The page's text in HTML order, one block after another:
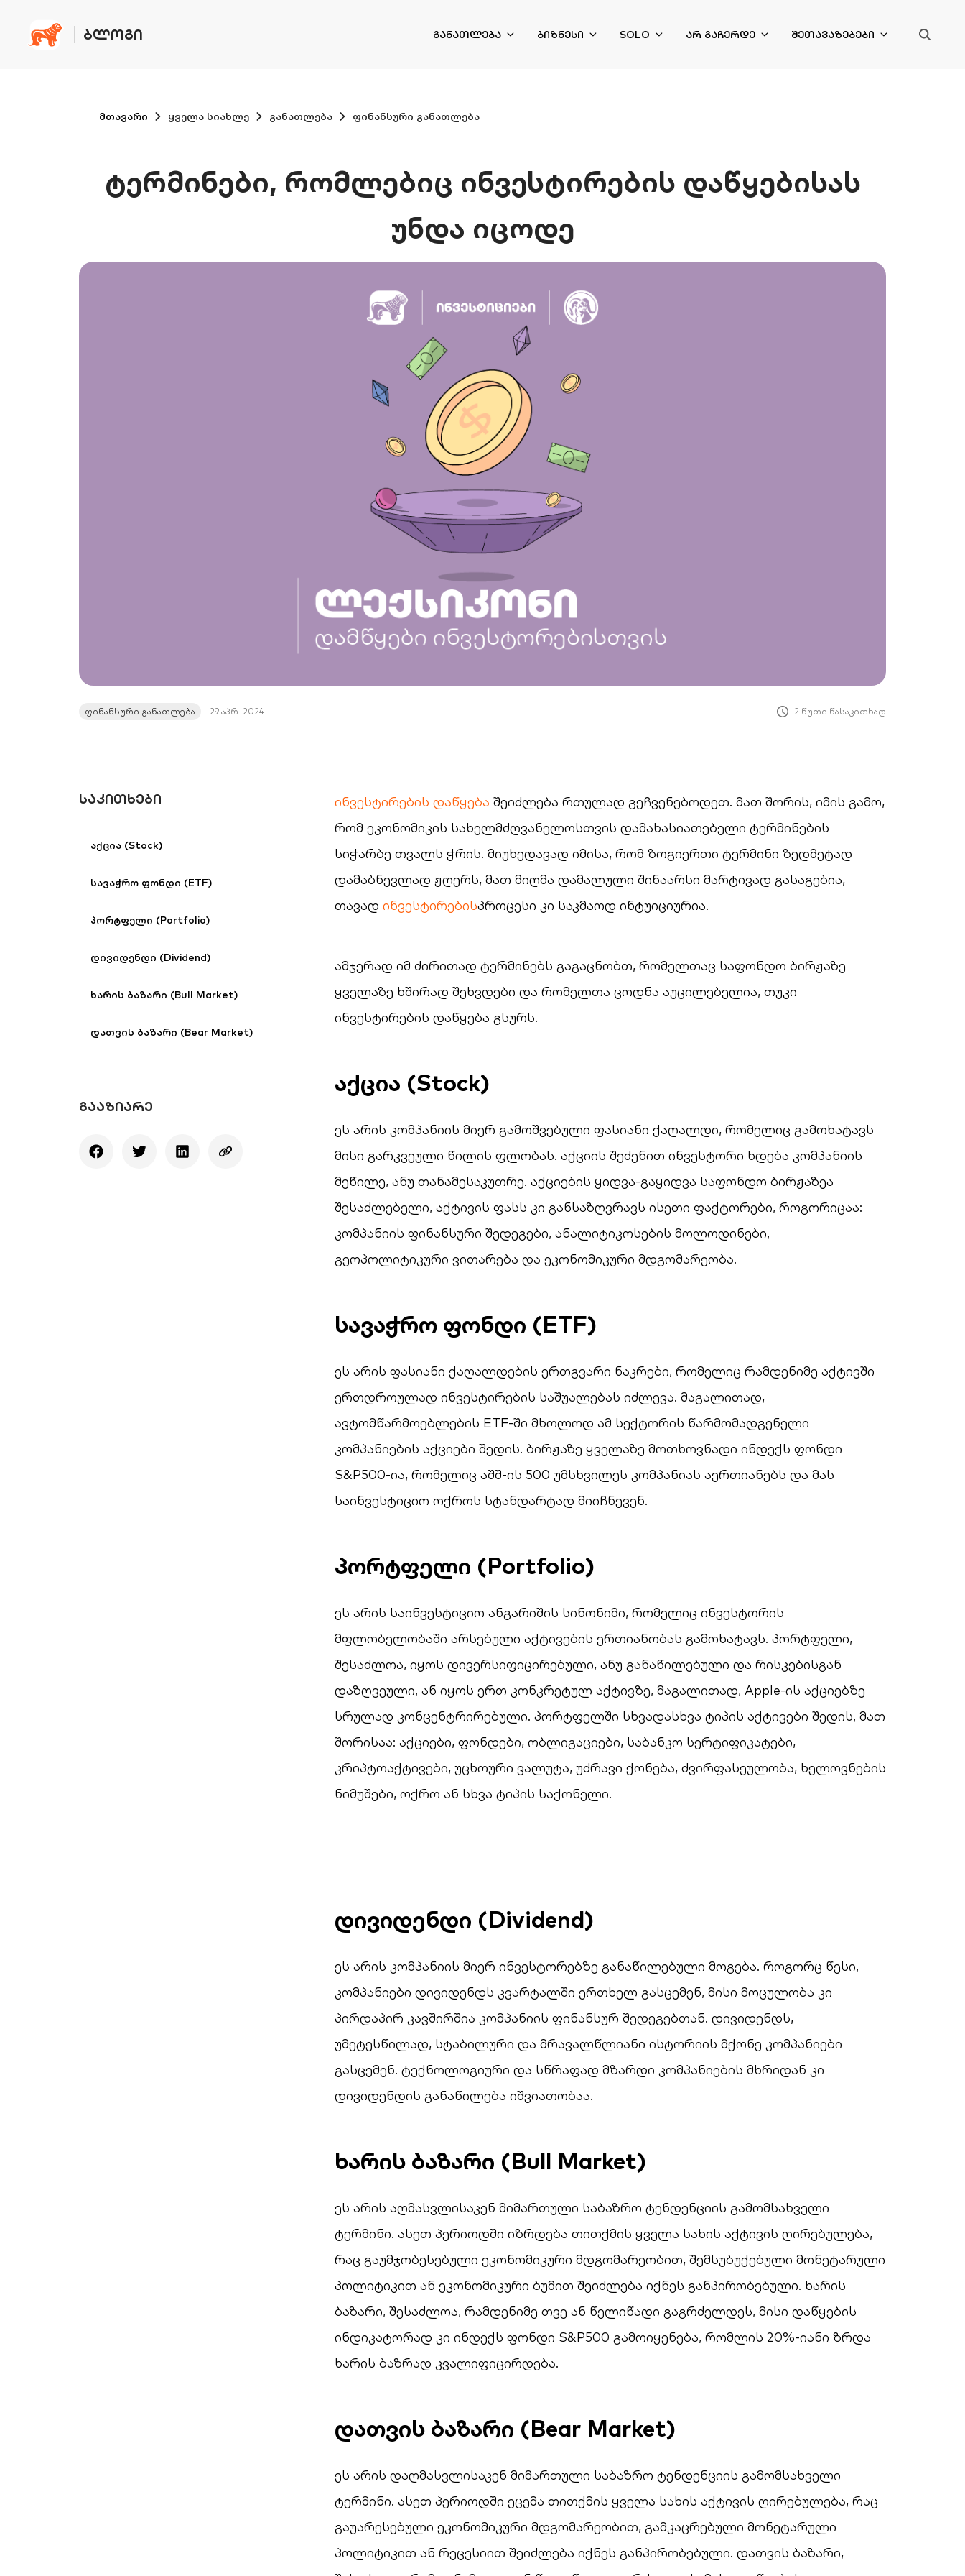
ᲑᲚᲝᲒᲘ ᲒᲐᲜᲐᲗᲚᲔᲑᲐ ᲑᲘᲖᲜᲔᲡᲘ SOLO ᲐᲠ ᲒᲐᲩᲔᲠᲓᲔ ᲨᲔᲗᲐᲕᲐᲖᲔᲑᲔᲑᲘ
მთავარი ყველა სიახლე განათლება ფინანსური განათლება
ტერმინები, რომლებიც ინვესტირების დაწყებისას
უნდა იცოდე
ფინანსური განათლება 29 აპრ. 2024 2 წუთი წასაკითხად
ᲡᲐᲙᲘᲗᲮᲔᲑᲘ
აქცია (Stock)
სავაჭრო ფონდი (ETF)
პორტფელი (Portfolio)
დივიდენდი (Dividend)
ხარის ბაზარი (Bull Market)
დათვის ბაზარი (Bear Market)
ᲒᲐᲐᲖᲘᲐᲠᲔ
ინვესტირების დაწყება შეიძლება რთულად გეჩვენებოდეთ. მათ შორის, იმის გამო,
რომ ეკონომიკის სახელმძღვანელოსთვის დამახასიათებელი ტერმინების
სიჭარბე თვალს ჭრის. მიუხედავად იმისა, რომ ზოგიერთი ტერმინი ზედმეტად
დამაბნევლად ჟღერს, მათ მიღმა დამალული შინაარსი მარტივად გასაგებია,
თავად ინვესტირებისპროცესი კი საკმაოდ ინტუიციურია.
ამჯერად იმ ძირითად ტერმინებს გაგაცნობთ, რომელთაც საფონდო ბირჟაზე
ყველაზე ხშირად შეხვდები და რომელთა ცოდნა აუცილებელია, თუკი
ინვესტირების დაწყება გსურს.
აქცია (Stock)
ეს არის კომპანიის მიერ გამოშვებული ფასიანი ქაღალდი, რომელიც გამოხატავს
მისი გარკვეული წილის ფლობას. აქციის შეძენით ინვესტორი ხდება კომპანიის
მეწილე, ანუ თანამესაკუთრე. აქციების ყიდვა-გაყიდვა საფონდო ბირჟაზეა
შესაძლებელი, აქტივის ფასს კი განსაზღვრავს ისეთი ფაქტორები, როგორიცაა:
კომპანიის ფინანსური შედეგები, ანალიტიკოსების მოლოდინები,
გეოპოლიტიკური ვითარება და ეკონომიკური მდგომარეობა.
სავაჭრო ფონდი (ETF)
ეს არის ფასიანი ქაღალდების ერთგვარი ნაკრები, რომელიც რამდენიმე აქტივში
ერთდროულად ინვესტირების საშუალებას იძლევა. მაგალითად,
ავტომწარმოებლების ETF-ში მხოლოდ ამ სექტორის წარმომადგენელი
კომპანიების აქციები შედის. ბირჟაზე ყველაზე მოთხოვნადი ინდექს ფონდი
S&P500-ია, რომელიც აშშ-ის 500 უმსხვილეს კომპანიას აერთიანებს და მას
საინვესტიციო ოქროს სტანდარტად მიიჩნევენ.
პორტფელი (Portfolio)
ეს არის საინვესტიციო ანგარიშის სინონიმი, რომელიც ინვესტორის
მფლობელობაში არსებული აქტივების ერთიანობას გამოხატავს. პორტფელი,
შესაძლოა, იყოს დივერსიფიცირებული, ანუ განაწილებული და რისკებისგან
დაზღვეული, ან იყოს ერთ კონკრეტულ აქტივზე, მაგალითად, Apple-ის აქციებზე
სრულად კონცენტრირებული. პორტფელში სხვადასხვა ტიპის აქტივები შედის, მათ
შორისაა: აქციები, ფონდები, ობლიგაციები, საბანკო სერტიფიკატები,
კრიპტოაქტივები, უცხოური ვალუტა, უძრავი ქონება, ძვირფასეულობა, ხელოვნების
ნიმუშები, ოქრო ან სხვა ტიპის საქონელი.
დივიდენდი (Dividend)
ეს არის კომპანიის მიერ ინვესტორებზე განაწილებული მოგება. როგორც წესი,
კომპანიები დივიდენდს კვარტალში ერთხელ გასცემენ, მისი მოცულობა კი
პირდაპირ კავშირშია კომპანიის ფინანსურ შედეგებთან. დივიდენდს,
უმეტესწილად, სტაბილური და მრავალწლიანი ისტორიის მქონე კომპანიები
გასცემენ. ტექნოლოგიური და სწრაფად მზარდი კომპანიების მხრიდან კი
დივიდენდის განაწილება იშვიათობაა.
ხარის ბაზარი (Bull Market)
ეს არის აღმასვლისაკენ მიმართული საბაზრო ტენდენციის გამომსახველი
ტერმინი. ასეთ პერიოდში იზრდება თითქმის ყველა სახის აქტივის ღირებულება,
რაც გაუმჯობესებული ეკონომიკური მდგომარეობით, შემსუბუქებული მონეტარული
პოლიტიკით ან ეკონომიკური ბუმით შეიძლება იქნეს განპირობებული. ხარის
ბაზარი, შესაძლოა, რამდენიმე თვე ან წელიწადი გაგრძელდეს, მისი დაწყების
ინდიკატორად კი ინდექს ფონდი S&P500 გამოიყენება, რომლის 20%-იანი ზრდა
ხარის ბაზრად კვალიფიცირდება.
დათვის ბაზარი (Bear Market)
ეს არის დაღმასვლისაკენ მიმართული საბაზრო ტენდენციის გამომსახველი
ტერმინი. ასეთ პერიოდში ეცემა თითქმის ყველა სახის აქტივის ღირებულება, რაც
გაუარესებული ეკონომიკური მდგომარეობით, გამკაცრებული მონეტარული
პოლიტიკით ან რეცესიით შეიძლება იქნეს განპირობებული. დათვის ბაზარი,